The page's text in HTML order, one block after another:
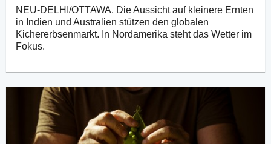
NEU-DELHI/OTTAWA. Die Aussicht auf kleinere Ernten
in Indien und Australien stützen den globalen
Kichererbsenmarkt. In Nordamerika steht das Wetter im
Fokus.